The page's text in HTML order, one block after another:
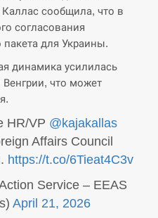
баржі для
до…
на “кратный рост” атак
в аеропорту Лейпцига
з…
сообщила, что в
согласования
для Украины.
динамика усилилась
что может
HR/VP @kajakallas
Affairs Council
https://t.co/6Tieat4C3v
Service – EEAS
April 21, 2026